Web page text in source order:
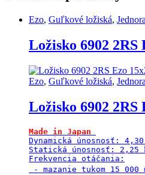
Ezo, Guľkové ložiská,
Ložisko 6902 2RS
Ezo, Guľkové ložiská,
Ložisko 6902 2RS
Made in Japan
Dynamická únosnosť: 4,30
Statická únosnosť: 2,25
Frekvencia otáčania:
- mazanie tukom 15 000